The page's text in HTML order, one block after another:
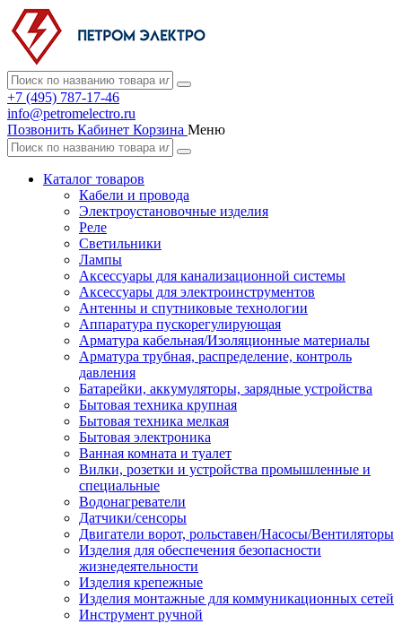
+7 (495) 787-17-46
info@petromelectro.ru
Позвонить Кабинет Корзина Меню
Каталог товаров
Кабели и провода
Электроустановочные изделия
Реле
Светильники
Лампы
Аксессуары для канализационной системы
Аксессуары для электроинструментов
Антенны и спутниковые технологии
Аппаратура пускорегулирующая
Арматура кабельная/Изоляционные материалы
Арматура трубная, распределение, контроль
давления
Батарейки, аккумуляторы, зарядные устройства
Бытовая техника крупная
Бытовая техника мелкая
Бытовая электроника
Ванная комната и туалет
Вилки, розетки и устройства промышленные и
специальные
Водонагреватели
Датчики/сенсоры
Двигатели ворот, рольставен/Насосы/Вентиляторы
Изделия для обеспечения безопасности
жизнедеятельности
Изделия крепежные
Изделия монтажные для коммуникационных сетей
Инструмент ручной